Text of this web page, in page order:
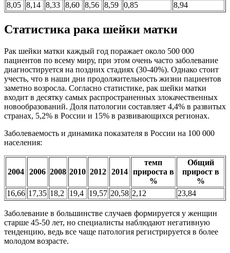
8,05 8,14 8,33 8,60 8,56 8,59 0,85 8,94
Статистика рака шейки матки
Рак шейки матки каждый год поражает около 500 000
пациентов по всему миру, при этом очень часто заболевание
диагностируется на поздних стадиях (30-40%). Однако стоит
учесть, что в наши дни продолжительность жизни пациентов
заметно возросла. Согласно статистике, рак шейки матки
входит в десятку самых распространенных злокачественных
новообразований. Доля патологии составляет 4,4% в развитых
странах, 5,2% в России и 15% в развивающихся регионах.
Заболеваемость и динамика показателя в России на 100 000
населения:
2004 2006 2008 2010 2012 2014
темп
прироста в
%
Общий
прирост в
%
16,66 17,35 18,2 19,4 19,57 20,58 2,12 23,84
Заболевание в большинстве случаев формируется у женщин
старше 45-50 лет, но специалисты наблюдают негативную
тенденцию, ведь все чаще патология регистрируется в более
молодом возрасте.